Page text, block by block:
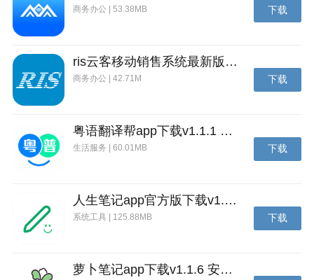
皓盘云建最新版简介
江苏皓盘云建网络科技有限公司依照《关于公共资源交
易平台整合共享的指导意见》、《电子招投标办法》以
及《互联网+招标采购行动方案》，逐步实现全国互认
以及主体注册共享等交易保障服务的职责。
商务办公 | 53.38MB 下载
ris云客移动销售系统最新版下载v1.1.25 安卓手机版
商务办公 | 42.71M 下载
粤语翻译帮app下载v1.1.1 安卓版
生活服务 | 60.01MB 下载
人生笔记app官方版下载v1.19.4 安卓版
系统工具 | 125.88MB 下载
萝卜笔记app下载v1.1.6 安卓版